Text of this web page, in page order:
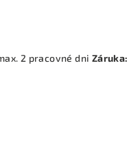
2 pracovné dni Záruka: